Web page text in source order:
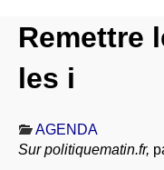
NOS TRAVAUX
LAICITHÈQUE
À PROPOS
Remettre
les i
AGENDA
Sur politiquematin.fr,